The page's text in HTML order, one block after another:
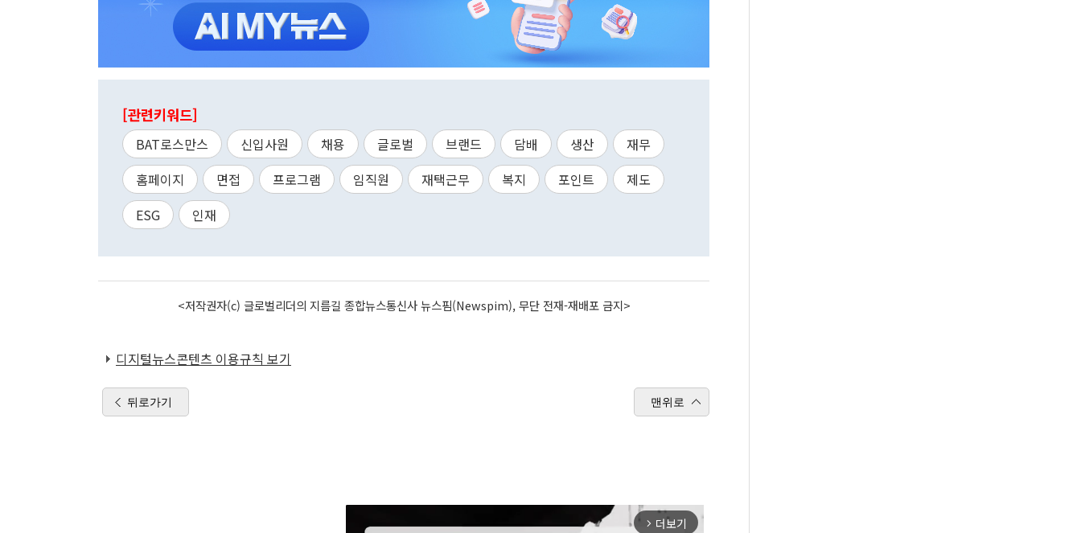
[관련키워드]
BAT로스만스 신입사원 채용 글로벌 브랜드 담배 생산
재무
홈페이지
면접 프로그램 임직원 재택근무 복지 포인트
제도
ESG
인재
<저작권자(c) 글로벌리더의 지름길 종합뉴스통신사 뉴스핌(Newspim), 무단 전재-재배포 금지>
디지털뉴스콘텐츠 이용규칙 보기
뒤로가기 맨위로
arrow_forward_ios 더보기